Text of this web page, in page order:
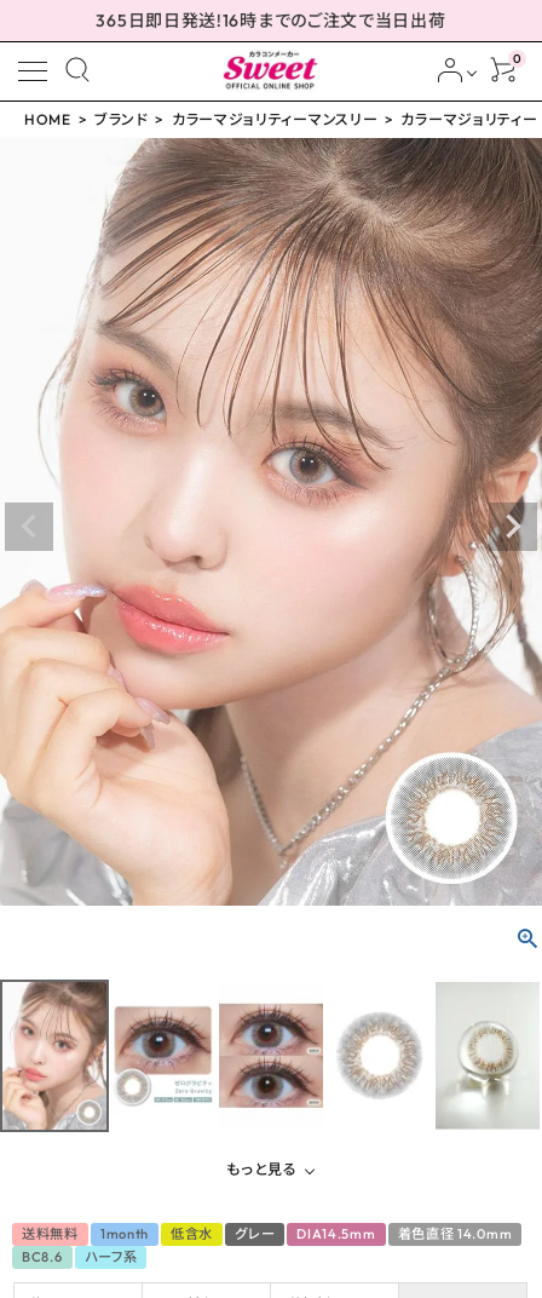
365日即日発送!16時までのご注文で当日出荷
0
meeting_room ログイン person 会員登録
カラーマジョリティー カ
ラマジョ ゼログラビティ
配送方法について
発送について
お支払い方法について
お買い物ガイド
お問い合わせ
よくあるご質問
HOME ブランド カラーマジョリティーマンスリー カラーマジョリティ
もっと見る
送料無料 1month 低含水 グレー DIA14.5mm
着色直径 14.0mm
BC8.6
ハーフ系